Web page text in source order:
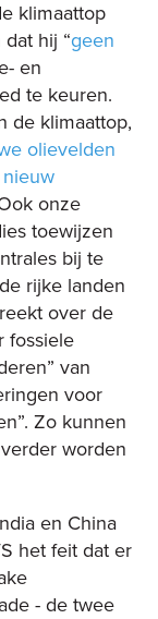
klimaattop
hij “geen
en
te keuren.
de klimaattop,
olievelden
nieuw
onze
toewijzen
bij te
rijke landen
over de
fossiele
van
voor
Zo kunnen
worden
en China
het feit dat er
- de twee